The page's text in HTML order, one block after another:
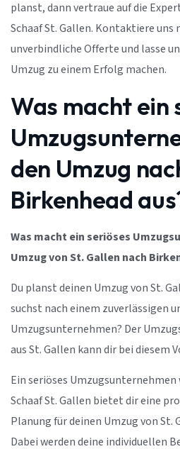
planst, dann vertraue auf die
Schaaf St. Gallen. Kontaktiere uns
unverbindliche Offerte und lasse
Umzug zu einem Erfolg machen.
Was macht ein
den Umzug
Birkenhead
Was macht ein seriöses
Umzug von St. Gallen nach
Du planst deinen Umzug von St.
suchst nach einem zuverlässigen
Umzugsunternehmen? Der
aus St. Gallen kann dir bei diesem
Ein seriöses
Schaaf St. Gallen bietet dir eine
Planung für deinen Umzug von St.
Dabei werden deine individuellen